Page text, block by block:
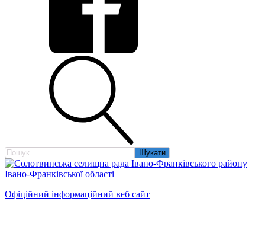
Пошук:
Офіційний інформаційний веб сайт